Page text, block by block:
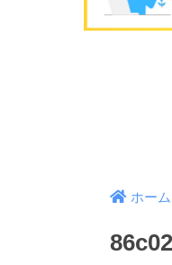
ホーム